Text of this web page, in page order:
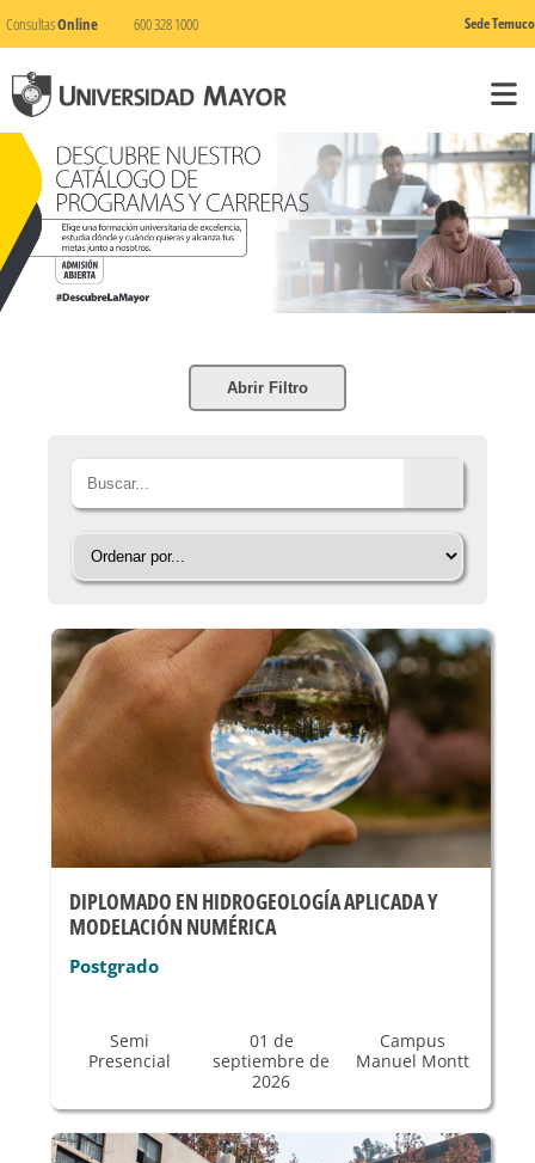
ConsultasOnline 600 328 1000 Sede Temuco
Abrir Filtro
DIPLOMADO EN HIDROGEOLOGÍA APLICADA Y
MODELACIÓN NUMÉRICA
Postgrado
Semi
Presencial
01 de
septiembre de
2026
Campus
Manuel Montt